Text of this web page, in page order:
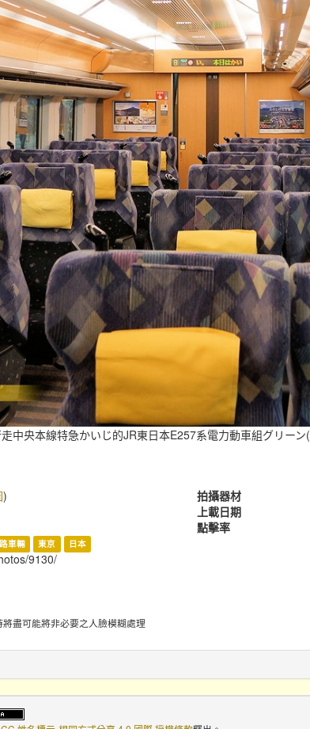
中央本線特急かいじ的JR東日本E257系電力動車組グリー
) 拍攝器材
上載日期
點擊率
車輛 東京 日本
9130/
盡可能將非必要之人臉模糊處理